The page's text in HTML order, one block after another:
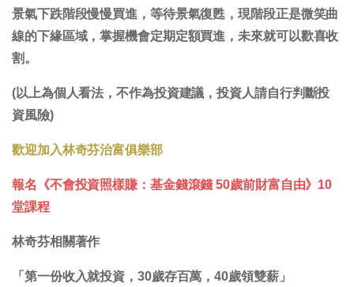
景氣下跌階段慢慢買進，等待景氣復甦，現階段正是微笑曲
線的下緣區域，掌握機會定期定額買進，未來就可以歡喜收
割。
(以上為個人看法，不作為投資建議，投資人請自行判斷投
資風險)
歡迎加入林奇芬治富俱樂部
報名《不會投資照樣賺：基金錢滾錢 50歲前財富自由》10
堂課程
林奇芬相關著作
「第一份收入就投資，30歲存百萬，40歲領雙薪」